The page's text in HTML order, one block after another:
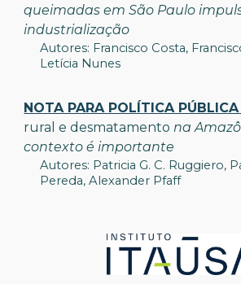
queimadas em São Paulo
industrialização
Autores: Francisco Costa,
Letícia Nunes
NOTA PARA POLÍTICA PÚBLICA
rural e desmatamento na
contexto é importante
Autores: Patricia G. C. Ruggiero,
Pereda,Alexander Pfaff